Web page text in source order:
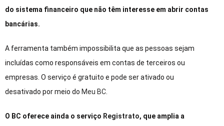
do sistema financeiro que não têm interesse em abrir contas
bancárias.
A ferramenta também impossibilita que as pessoas sejam
incluídas como responsáveis em contas de terceiros ou
empresas. O serviço é gratuito e pode ser ativado ou
desativado por meio do Meu BC.
O BC oferece ainda o serviço Registrato, que amplia a